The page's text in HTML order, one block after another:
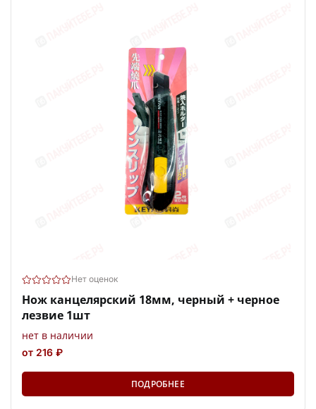
Нет оценок
Нож канцелярский 18мм, черный + черное
лезвие 1шт
нет в наличии
от 216 ₽
ПОДРОБНЕЕ